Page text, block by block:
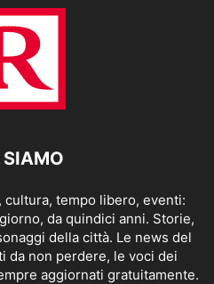
SIAMO
cultura, tempo libero, eventi:
da quindici anni. Storie,
della città. Le news del
da non perdere, le voci dei
aggiornati gratuitamente.